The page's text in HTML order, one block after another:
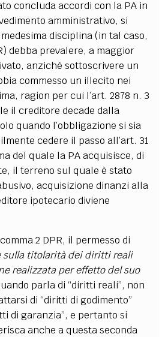
concluda accordi con la PA in
amministrativo, si
disciplina (in tal caso,
debba prevalere, a maggior
anziché sottoscrivere un
commesso un illecito nei
ragion per cui l’art. 2878 n. 3
il creditore decade dalla
quando l’obbligazione si sia
cedere il passo all’art. 31
del quale la PA acquisisce, di
il terreno sul quale è stato
acquisizione dinanzi alla
ipotecario diviene
2 DPR, il permesso di
sulla titolarità dei diritti reali
realizzata per effetto del suo
parla di “diritti reali”, non
di “diritti di godimento”
di garanzia”, e pertanto si
anche a questa seconda